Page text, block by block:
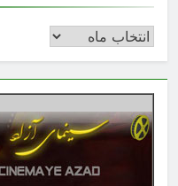
بایگانی
اساس
تقویم
میلادی